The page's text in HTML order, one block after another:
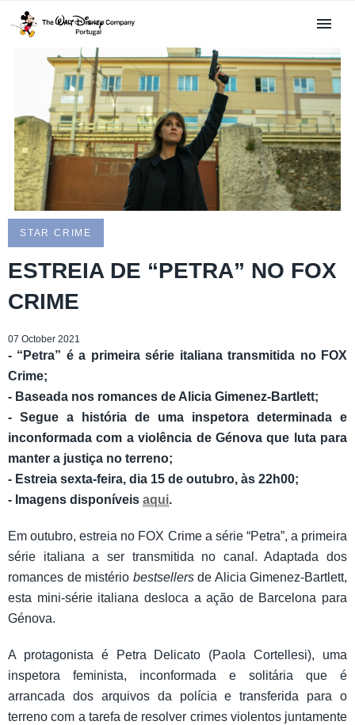
STAR CRIME
ESTREIA DE “PETRA” NO FOX
CRIME
07 October 2021
- “Petra” é a primeira série italiana transmitida no FOX
Crime;
- Baseada nos romances de Alicia Gimenez-Bartlett;
- Segue a história de uma inspetora determinada e
inconformada com a violência de Génova que luta para
manter a justiça no terreno;
​- Estreia sexta-feira, dia 15 de outubro, às 22h00;
- Imagens disponíveis aqui.
Em outubro, estreia no FOX Crime a série “Petra”, a primeira
série italiana a ser transmitida no canal. Adaptada dos
romances de mistério bestsellersde Alicia Gimenez-Bartlett,
esta mini-série italiana desloca a ação de Barcelona para
Génova.
A protagonista é Petra Delicato (Paola Cortellesi), uma
inspetora feminista, inconformada e solitária que é
arrancada dos arquivos da polícia e transferida para o
terreno com a tarefa de resolver crimes violentos juntamente